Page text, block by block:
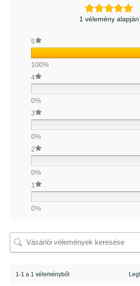
1 vélemény alapján
5
100%
4
0%
3
0%
2
0%
1
0%
1-1 a 1 véleményből